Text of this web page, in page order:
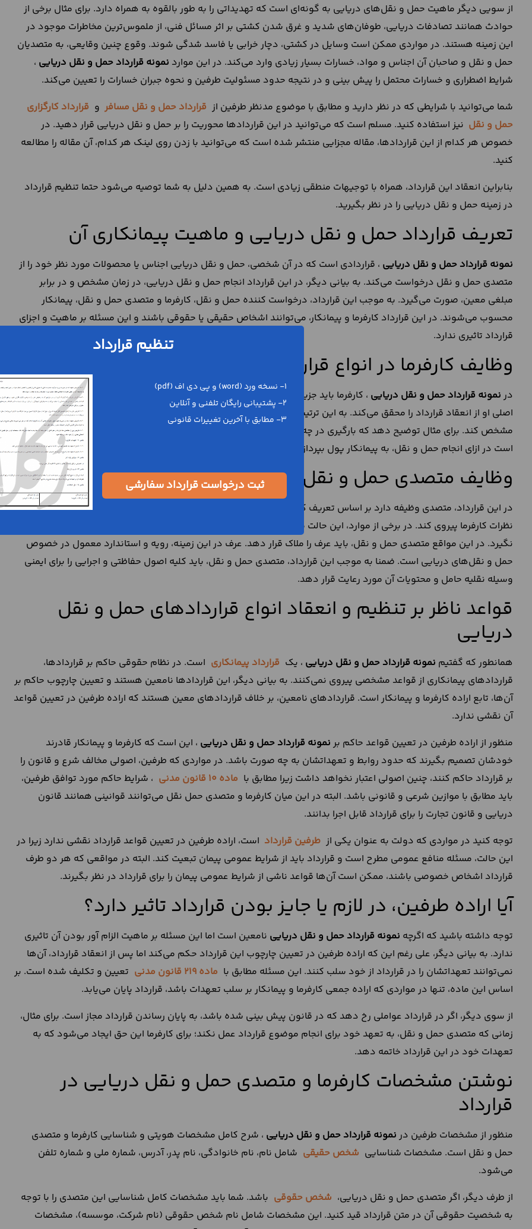
از سویی دیگر ماهیت حمل و نقل‌های دریایی به گونه‌ای است که تهدیداتی را به طور بالقوه به همراه دارد. برای مثال برخی از
حوادث‌ همانند تصادفات دریایی، طوفان‌های شدید و غرق شدن کشتی بر اثر مسائل فنی، از ملموس‌ترین مخاطرات موجود در
این زمینه هستند. در مواردی ممکن است وسایل در کشتی، دچار خرابی یا فاسد شدگی شوند. وقوع چنین وقایعی، به متصدیان
حمل و نقل و صاحبان آن اجناس و مواد، خسارات بسیار زیادی وارد می‌کند. در این موارد نمونه قرارداد حمل و نقل دریایی ،
شرایط اضطراری و خسارات محتمل را پیش بینی و در نتیجه حدود مسئولیت طرفین و نحوه جبران خسارات را تعیین می‌کند.
شما می‌توانید با شرایطی که در نظر دارید و مطابق با موضوع مدنظر طرفین از قرارداد حمل و نقل مسافر و قرارداد کارگزاری
حمل و نقل نیز استفاده کنید. مسلم است که می‌توانید در این قراردادها محوریت را بر حمل و نقل دریایی قرار دهید. در
خصوص هر کدام از این قراردادها، مقاله مجزایی منتشر شده است که می‌توانید با زدن روی لینک هر کدام، آن مقاله را مطالعه
کنید.
بنابراین انعقاد این قرارداد، همراه با توجیهات منطقی زیادی است. به همین دلیل به شما توصیه می‌شود حتما تنظیم قرارداد
در زمینه حمل و نقل دریایی را در نظر بگیرید.
تعریف قرارداد حمل و نقل دریایی و ماهیت پیمانکاری آن
نمونه قرارداد حمل و نقل دریایی ، قراردادی است که در آن شخصی، حمل و نقل دریایی اجناس یا محصولات مورد نظر خود را از
متصدی حمل و نقل درخواست می‌کند. به بیانی دیگر، در این قرارداد انجام حمل و نقل دریایی، در زمان مشخص و در برابر
مبلغی معین، صورت می‌گیرد. به موجب این قرارداد، درخواست کننده حمل و نقل، کارفرما و متصدی حمل و نقل، پیمانکار
محسوب می‌شوند. در این قرارداد کارفرما و پیمانکار، می‌توانند اشخاص حقیقی یا حقوقی باشند و این مسئله بر ماهیت و اجزای
قرارداد تاثیری ندارد.
وظایف کارفرما در انواع قراردادهای حمل و نقل دریایی
در نمونه قرارداد حمل و نقل دریایی ، کارفرما باید جزییات مربوط به حمل و نقل را برای پیمانکار توضیح دهد. این اقدام، هدف
اصلی او از انعقاد قرارداد را محقق می‌کند. به این ترتیب کارفرما باید کیفیت و کمیت حمل و نقل دریایی را در
متن قرارداد
مشخص کند. برای مثال توضیح دهد که بارگیری در چه زمانی و در چه بندری انجام شود و به چه بندری برسد. همچنین او موظف
است در ازای انجام حمل و نقل، به پیمانکار پول بپردازد زیرا این قرارداد، ماهیتی معوض دارد.
وظایف متصدی حمل و نقل دریایی در قرارداد
در این قرارداد، متصدی وظیفه دارد بر اساس تعریف کارفرما، موضوع قرارداد را انجام دهد. متصدی در این خصوص، باید از
نظرات کارفرما پیروی کند. در برخی از موارد، این حالت محتمل است که کارفرما هیچ چارچوبی را برای حمل و نقل دریایی در نظر
نگیرد. در این مواقع متصدی حمل و نقل، باید عرف را ملاک قرار دهد. عرف در این زمینه، رویه و استاندارد معمول در خصوص
حمل و نقل‌های دریایی است. ضمنا به موجب این قرارداد، متصدی حمل و نقل، باید کلیه اصول حفاظتی و اجرایی را برای ایمنی
وسیله نقلیه حامل و محتویات آن مورد رعایت قرار دهد.
قواعد ناظر بر تنظیم و انعقاد انواع قراردادهای حمل و نقل
دریایی
همانطور که گفتیم نمونه قرارداد حمل و نقل دریایی ، یک قرارداد پیمانکاری است. در نظام حقوقی حاکم بر قراردادها،
قراردادهای پیمانکاری از قواعد مشخصی پیروی نمی‌کنند. به بیانی دیگر، این قراردادها نامعین هستند و تعیین چارچوب حاکم بر
آن‌ها، تابع اراده کارفرما و پیمانکار است. قراردادهای نامعین، بر خلاف قراردادهای معین هستند که اراده طرفین در تعیین قواعد
آن نقشی ندارد.
منظور از اراده طرفین در تعیین قواعد حاکم بر نمونه قرارداد حمل و نقل دریایی ، این است که کارفرما و پیمانکار قادرند
خودشان تصمیم بگیرند که حدود روابط و تعهداتشان به چه صورت باشد. در مواردی که طرفین، اصولی مخالف شرع و قانون را
بر قرارداد حاکم کنند، چنین اصولی اعتبار نخواهد داشت زیرا مطابق با ماده 10 قانون مدنی
، شرایط حاکم مورد توافق طرفین،
باید مطابق با موازین شرعی و قانونی باشد. البته در این میان کارفرما و متصدی حمل نقل می‌توانند قوانینی همانند قانون
دریایی و قانون تجارت را برای قرارداد قابل اجرا بدانند.
توجه کنید در مواردی که دولت به عنوان یکی از طرفین قرارداد است، اراده طرفین در تعیین قواعد قرارداد نقشی ندارد زیرا در
این حالت، مسئله منافع عمومی مطرح است و قرارداد باید از شرایط عمومی پیمان تبعیت کند. البته در مواقعی که هر دو طرف
قرارداد اشخاص خصوصی باشند، ممکن است آن‌ها قواعد ناشی از شرایط عمومی پیمان را برای قرارداد در نظر بگیرند.
آیا اراده طرفین، در لازم یا جایز بودن قرارداد تاثیر دارد؟
توجه داشته باشید که اگرچه نمونه قرارداد حمل و نقل دریایی نامعین است اما این مسئله بر ماهیت الزام آور بودن آن تاثیری
ندارد. به بیانی دیگر، علی رغم این که اراده طرفین در تعیین چارچوب این قرارداد حکم می‌کند اما پس از انعقاد قرارداد، آن‌ها
نمی‌توانند تعهداتشان را در قرارداد از خود سلب کنند. این مسئله مطابق با ماده 219 قانون مدنی
تعیین و تکلیف شده است. بر
اساس این ماده، تنها در مواردی که اراده جمعی کارفرما و پیمانکار بر سلب تعهدات باشد، قرارداد پایان می‌یابد.
از سوی دیگر، اگر در قرارداد عواملی رخ دهد که در قانون پیش بینی شده باشد، به پایان رساندن قرارداد مجاز است. برای مثال،
زمانی که متصدی حمل و نقل، به تعهد خود برای انجام موضوع قرارداد عمل نکند؛ برای کارفرما این حق ایجاد می‌‌شود که به
تعهدات خود در این قرارداد خاتمه دهد.
نوشتن مشخصات کارفرما و متصدی حمل و نقل دریایی در
قرارداد
منظور از مشخصات طرفین در نمونه قرارداد حمل و نقل دریایی ، شرح کامل مشخصات هویتی و شناسایی کارفرما و متصدی
حمل و نقل است. مشخصات شناسایی شخص حقیقی شامل نام، نام خانوادگی، نام پدر، آدرس، شماره ملی و شماره تلفن
می‌شود.
از طرف دیگر، اگر متصدی حمل و نقل دریایی، شخص حقوقی باشد. شما باید مشخصات کامل شناسایی این متصدی را با توجه
به شخصیت حقوقی آن در متن قرارداد قید کنید. این مشخصات شامل نام شخص حقوقی (نام شرکت، موسسه)، مشخصات
تنظیم قرارداد
1- نسخه ورد (word) و پی دی اف (pdf)
2- پشتیبانی رایگان تلفنی و آنلاین
3- مطابق با آخرین تغییرات قانونی
ثبت درخواست قرارداد سفارشی